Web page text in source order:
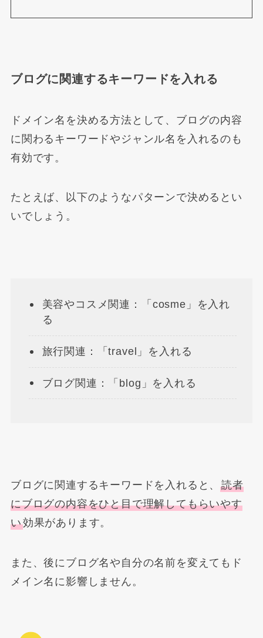
ブログに関連するキーワードを入れる
ドメイン名を決める方法として、ブログの内容
に関わるキーワードやジャンル名を入れるのも
有効です。
たとえば、以下のようなパターンで決めるとい
いでしょう。
美容やコスメ関連：「cosme」を入れ
る
旅行関連：「travel」を入れる
ブログ関連：「blog」を入れる
ブログに関連するキーワードを入れると、読者
にブログの内容をひと目で理解してもらいやす
い効果があります。
また、後にブログ名や自分の名前を変えてもド
メイン名に影響しません。